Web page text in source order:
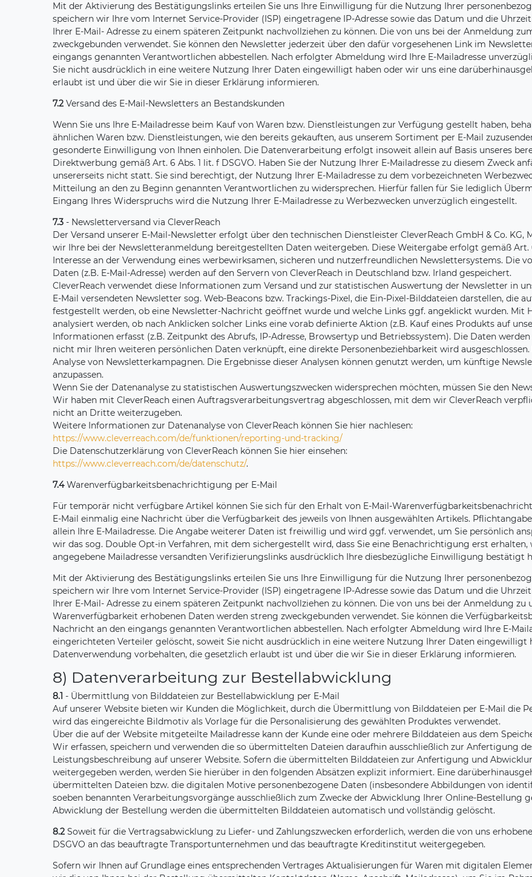
Mit der Aktivierung des Bestätigungslinks erteilen Sie uns Ihre Einwilligung für die Nutzung Ihrer
speichern wir Ihre vom Internet Service-Provider (ISP) eingetragene IP-Adresse sowie das Datum und die
Ihrer E-Mail- Adresse zu einem späteren Zeitpunkt nachvollziehen zu können. Die von uns bei der Anmeldung
zweckgebunden verwendet. Sie können den Newsletter jederzeit über den dafür vorgesehenen Link im
eingangs genannten Verantwortlichen abbestellen. Nach erfolgter Abmeldung wird Ihre E-Mailadresse
Sie nicht ausdrücklich in eine weitere Nutzung Ihrer Daten eingewilligt haben oder wir uns eine
erlaubt ist und über die wir Sie in dieser Erklärung informieren.
7.2 Versand des E-Mail-Newsletters an Bestandskunden
Wenn Sie uns Ihre E-Mailadresse beim Kauf von Waren bzw. Dienstleistungen zur Verfügung gestellt haben,
ähnlichen Waren bzw. Dienstleistungen, wie den bereits gekauften, aus unserem Sortiment per E-Mail
gesonderte Einwilligung von Ihnen einholen. Die Datenverarbeitung erfolgt insoweit allein auf Basis unseres
Direktwerbung gemäß Art. 6 Abs. 1 lit. f DSGVO. Haben Sie der Nutzung Ihrer E-Mailadresse zu diesem Zweck
unsererseits nicht statt. Sie sind berechtigt, der Nutzung Ihrer E-Mailadresse zu dem vorbezeichneten
Mitteilung an den zu Beginn genannten Verantwortlichen zu widersprechen. Hierfür fallen für Sie lediglich
Eingang Ihres Widerspruchs wird die Nutzung Ihrer E-Mailadresse zu Werbezwecken unverzüglich eingestellt.
7.3 - Newsletterversand via CleverReach
Der Versand unserer E-Mail-Newsletter erfolgt über den technischen Dienstleister CleverReach GmbH & Co. KG,
wir Ihre bei der Newsletteranmeldung bereitgestellten Daten weitergeben. Diese Weitergabe erfolgt gemäß
Interesse an der Verwendung eines werbewirksamen, sicheren und nutzerfreundlichen Newslettersystems. Die
Daten (z.B. E-Mail-Adresse) werden auf den Servern von CleverReach in Deutschland bzw. Irland gespeichert.
CleverReach verwendet diese Informationen zum Versand und zur statistischen Auswertung der Newsletter in
E-Mail versendeten Newsletter sog. Web-Beacons bzw. Trackings-Pixel, die Ein-Pixel-Bilddateien darstellen, die
festgestellt werden, ob eine Newsletter-Nachricht geöffnet wurde und welche Links ggf. angeklickt wurden. Mit
analysiert werden, ob nach Anklicken solcher Links eine vorab definierte Aktion (z.B. Kauf eines Produkts auf
Informationen erfasst (z.B. Zeitpunkt des Abrufs, IP-Adresse, Browsertyp und Betriebssystem). Die Daten
nicht mir Ihren weiteren persönlichen Daten verknüpft, eine direkte Personenbeziehbarkeit wird
Analyse von Newsletterkampagnen. Die Ergebnisse dieser Analysen können genutzt werden, um künftige
anzupassen.
Wenn Sie der Datenanalyse zu statistischen Auswertungszwecken widersprechen möchten, müssen Sie den
Wir haben mit CleverReach einen Auftragsverarbeitungsvertrag abgeschlossen, mit dem wir CleverReach
nicht an Dritte weiterzugeben.
Weitere Informationen zur Datenanalyse von CleverReach können Sie hier nachlesen:
https://www.cleverreach.com/de/funktionen/reporting-und-tracking/
Die Datenschutzerklärung von CleverReach können Sie hier einsehen:
https://www.cleverreach.com/de/datenschutz/.
7.4Warenverfügbarkeitsbenachrichtigung per E-Mail
Für temporär nicht verfügbare Artikel können Sie sich für den Erhalt von E-Mail-
E-Mail einmalig eine Nachricht über die Verfügbarkeit des jeweils von Ihnen ausgewählten Artikels.
allein Ihre E-Mailadresse. Die Angabe weiterer Daten ist freiwillig und wird ggf. verwendet, um Sie persönlich
wir das sog. Double Opt-in Verfahren, mit dem sichergestellt wird, dass Sie eine Benachrichtigung erst
angegebene Mailadresse versandten Verifizierungslinks ausdrücklich Ihre diesbezügliche Einwilligung bestätigt
Mit der Aktivierung des Bestätigungslinks erteilen Sie uns Ihre Einwilligung für die Nutzung Ihrer
speichern wir Ihre vom Internet Service-Provider (ISP) eingetragene IP-Adresse sowie das Datum und die
Ihrer E-Mail- Adresse zu einem späteren Zeitpunkt nachvollziehen zu können. Die von uns bei der Anmeldung
Warenverfügbarkeit erhobenen Daten werden streng zweckgebunden verwendet. Sie können die
Nachricht an den eingangs genannten Verantwortlichen abbestellen. Nach erfolgter Abmeldung wird Ihre E-
eingerichteten Verteiler gelöscht, soweit Sie nicht ausdrücklich in eine weitere Nutzung Ihrer Daten eingewilligt
Datenverwendung vorbehalten, die gesetzlich erlaubt ist und über die wir Sie in dieser Erklärung informieren.
8) Datenverarbeitung zur Bestellabwicklung
8.1 - Übermittlung von Bilddateien zur Bestellabwicklung per E-Mail
Auf unserer Website bieten wir Kunden die Möglichkeit, durch die Übermittlung von Bilddateien per E-Mail die
wird das eingereichte Bildmotiv als Vorlage für die Personalisierung des gewählten Produktes verwendet.
Über die auf der Website mitgeteilte Mailadresse kann der Kunde eine oder mehrere Bilddateien aus dem
Wir erfassen, speichern und verwenden die so übermittelten Dateien daraufhin ausschließlich zur Anfertigung
Leistungsbeschreibung auf unserer Website. Sofern die übermittelten Bilddateien zur Anfertigung und
weitergegeben werden, werden Sie hierüber in den folgenden Absätzen explizit informiert. Eine
übermittelten Dateien bzw. die digitalen Motive personenbezogene Daten (insbesondere Abbildungen von
soeben benannten Verarbeitungsvorgänge ausschließlich zum Zwecke der Abwicklung Ihrer Online-Bestellung
Abwicklung der Bestellung werden die übermittelten Bilddateien automatisch und vollständig gelöscht.
8.2 Soweit für die Vertragsabwicklung zu Liefer- und Zahlungszwecken erforderlich, werden die von uns
DSGVO an das beauftragte Transportunternehmen und das beauftragte Kreditinstitut weitergegeben.
Sofern wir Ihnen auf Grundlage eines entsprechenden Vertrages Aktualisierungen für Waren mit digitalen